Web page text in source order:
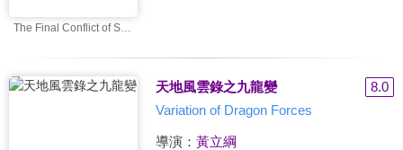
The Final Conflict of Su Yanwen
天地風雲錄之九龍變
8.0
Variation of Dragon Forces
導演： 黃立綱